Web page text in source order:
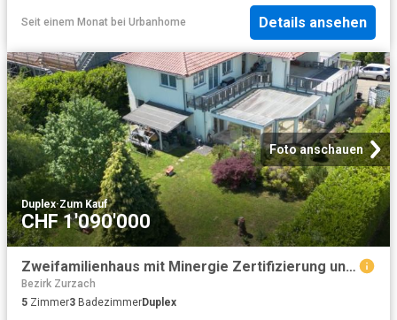
Seit einem Monat bei Urbanhome Details ansehen
Foto anschauen
Duplex·Zum Kauf
CHF 1'090'000
Zweifamilienhaus mit Minergie Zertifizierung und Entwicklungspotenzial
Bezirk Zurzach
5 Zimmer3 BadezimmerDuplex